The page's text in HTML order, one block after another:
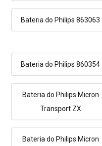
Bateria do Philips 863063
Bateria do Philips 860354
Bateria do Philips Micron
Transport ZX
Bateria do Philips Micron